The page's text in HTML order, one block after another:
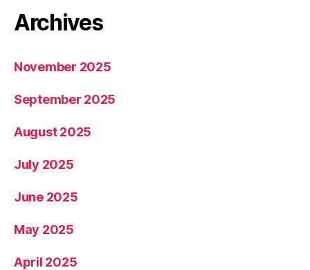
Archives
November 2025
September 2025
August 2025
July 2025
June 2025
May 2025
April 2025